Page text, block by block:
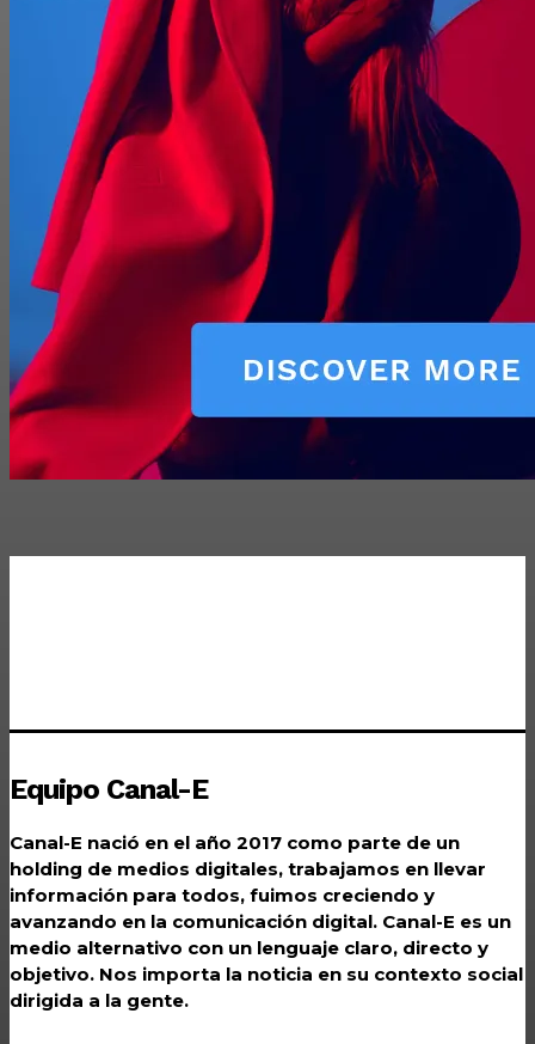
Equipo Canal-E
Canal-E nació en el año 2017 como parte de un
holding de medios digitales, trabajamos en llevar
información para todos, fuimos creciendo y
avanzando en la comunicación digital. Canal-E es un
medio alternativo con un lenguaje claro, directo y
objetivo. Nos importa la noticia en su contexto social
dirigida a la gente.